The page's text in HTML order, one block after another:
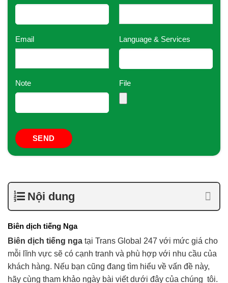
Email Language & Services
Note File
Nội dung
Biên dịch tiếng Nga
Biên dịch tiếng nga tại Trans Global 247 với mức giá cho
mỗi lĩnh vực sẽ có cạnh tranh và phù hợp với nhu cầu của
khách hàng. Nếu bạn cũng đang tìm hiểu về vấn đề này,
hãy cùng tham khảo ngày bài viết dưới đây của chúng tôi.